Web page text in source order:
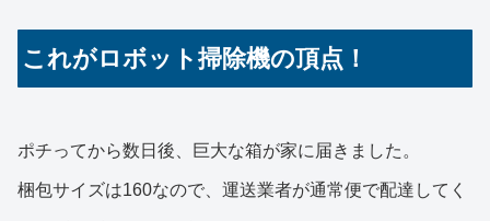
これがロボット掃除機の頂点！
ポチってから数日後、巨大な箱が家に届きました。
梱包サイズは160なので、運送業者が通常便で配達してく